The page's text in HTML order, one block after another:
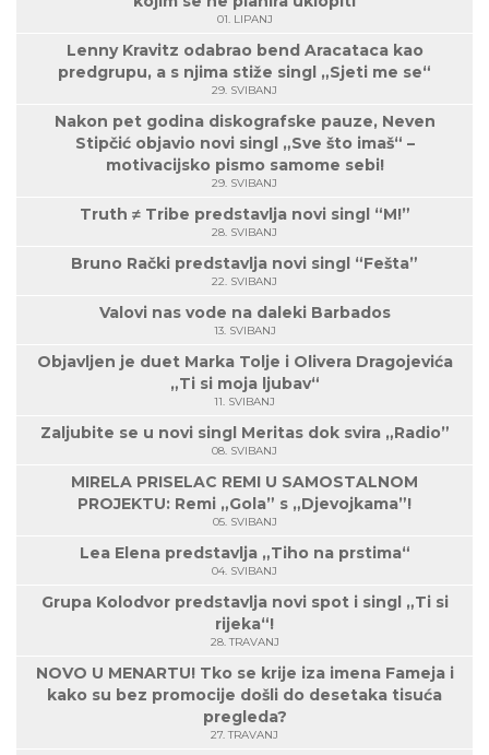
01. LIPANJ
Lenny Kravitz odabrao bend Aracataca kao
predgrupu, a s njima stiže singl „Sjeti me se“
29. SVIBANJ
Nakon pet godina diskografske pauze, Neven
Stipčić objavio novi singl „Sve što imaš“ –
motivacijsko pismo samome sebi!
29. SVIBANJ
Truth ≠ Tribe predstavlja novi singl “M!”
28. SVIBANJ
Bruno Rački predstavlja novi singl “Fešta”
22. SVIBANJ
Valovi nas vode na daleki Barbados
13. SVIBANJ
Objavljen je duet Marka Tolje i Olivera Dragojevića
„Ti si moja ljubav“
11. SVIBANJ
Zaljubite se u novi singl Meritas dok svira „Radio”
08. SVIBANJ
MIRELA PRISELAC REMI U SAMOSTALNOM
PROJEKTU: Remi „Gola” s „Djevojkama”!
05. SVIBANJ
Lea Elena predstavlja „Tiho na prstima“
04. SVIBANJ
Grupa Kolodvor predstavlja novi spot i singl „Ti si
rijeka“!
28. TRAVANJ
NOVO U MENARTU! Tko se krije iza imena Fameja i
kako su bez promocije došli do desetaka tisuća
pregleda?
27. TRAVANJ